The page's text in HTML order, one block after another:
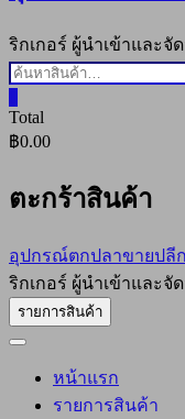
ริกเกอร์ ผู้นำเข้าและ
ค้นหา:
Total
฿0.00
ตะกร้าสินค้า
อุปกรณ์ตกปลาขายปลี
ริกเกอร์ ผู้นำเข้าและ
รายการสินค้า
หน้าแรก
รายการสินค้า